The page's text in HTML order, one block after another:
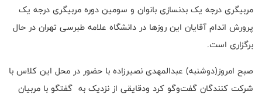
مربیگری درجه یک بدنسازی بانوان و سومین دوره مربیگری درجه یک
پرورش اندام آقایان این روزها در دانشگاه علامه طبرسی تهران در حال
برگزاری است.
صبح امروز(دوشنبه) عبدالمهدی نصیرزاده با حضور در محل این کلاس با
شرکت کنندگان گفت‌وگو کرد ودقایقی از نزدیک به گفتگو با مربیان